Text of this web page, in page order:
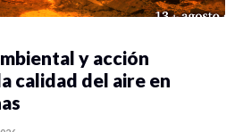
y acción
calidad del aire en